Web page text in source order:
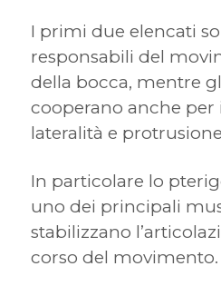
I primi due elencati
responsabili del
della bocca, mentre
cooperano anche
lateralità e
In particolare lo
uno dei principali
stabilizzano
corso del movimento.